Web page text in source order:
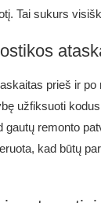
Tai sukurs
prieš ir
užfiksuoti
gautų remonto
kad būtų